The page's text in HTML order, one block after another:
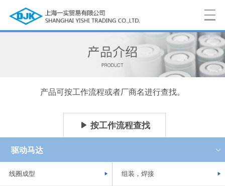
产品可按工作流程或者厂商名进行查找。
按工作流程查找
驱动马达
线圈成型 组装，焊接